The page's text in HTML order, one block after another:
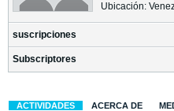
Ubicación:
suscripciones
Subscriptores
ACTIVIDADES ACERCA DE